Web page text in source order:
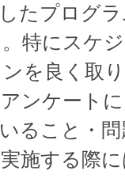
たプログ
特にスケ
を良く取
ンケート
ること・
施する際